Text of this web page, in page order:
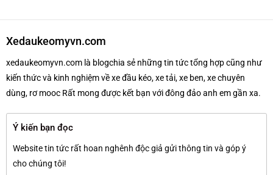
Xedaukeomyvn.com
xedaukeomyvn.com là blogchia sẻ những tin tức tổng hợp cũng như
kiến thức và kinh nghiệm về xe đầu kéo, xe tải, xe ben, xe chuyên
dùng, rơ mooc Rất mong được kết bạn với đông đảo anh em gần xa.
Ý kiến bạn đọc
Website tin tức rất hoan nghênh độc giả gửi thông tin và góp ý
cho chúng tôi!